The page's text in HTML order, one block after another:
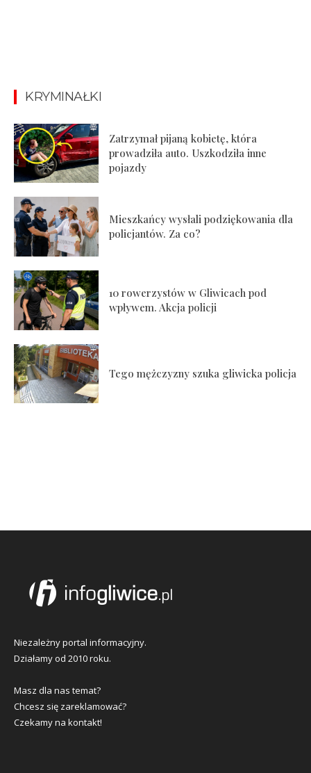
KRYMINAŁKI
Zatrzymał pijaną kobietę, która
prowadziła auto. Uszkodziła inne
pojazdy
Mieszkańcy wysłali podziękowania dla
policjantów. Za co?
10 rowerzystów w Gliwicach pod
wpływem. Akcja policji
Tego mężczyzny szuka gliwicka policja
Niezależny portal informacyjny.
Działamy od 2010 roku.
Masz dla nas temat?
Chcesz się zareklamować?
Czekamy na kontakt!